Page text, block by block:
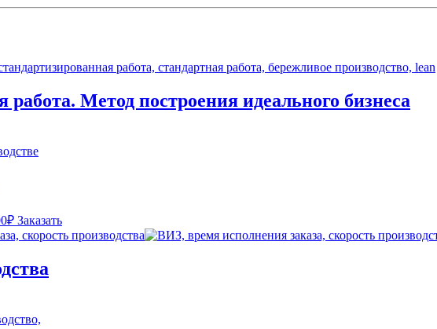
работа. Метод построения идеального бизнеса
₽Текущая
цена:
Заказать